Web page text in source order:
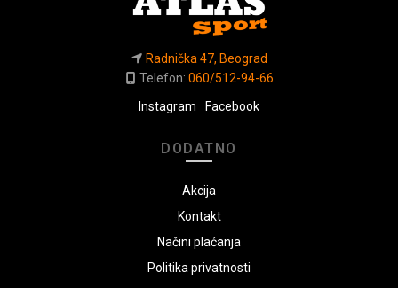
Radnička 47, Beograd
Telefon: 060/512-94-66
Instagram
Facebook
DODATNO
Akcija
Kontakt
Načini plaćanja
Politika privatnosti